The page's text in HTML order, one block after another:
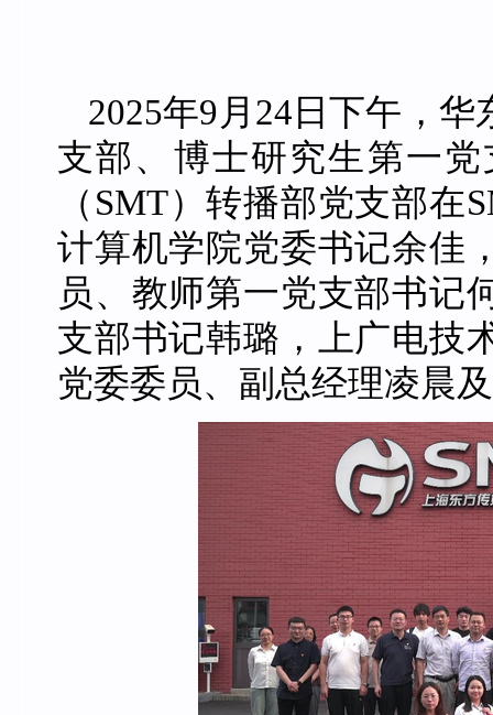
2025年9月24日下午，
支部、博士研究生第一
（SMT）转播部党支部
计算机学院党委书记余佳
员、教师第一党支部书记
支部书记韩璐，上广电技
党委委员、副总经理凌晨